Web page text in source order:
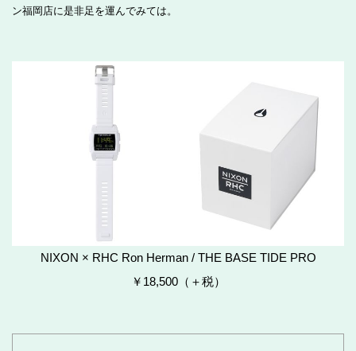
ン福岡店に是非足を運んでみては。
NIXON × RHC Ron Herman / THE BASE TIDE PRO
￥18,500（＋税）